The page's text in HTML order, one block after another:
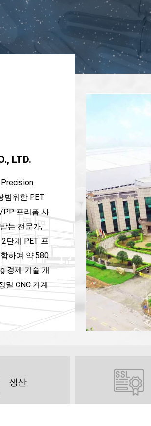
LTD.
범위한 PET
PP 프리폼 사
는 전문가,
단계 PET 프
하여 약 580
경제 기술 개
밀 CNC 기계
면적은 기존
하고 있으며,
기를 진심으
터 중국 정
서비스를
했으며 그 양
Huiyuan
생산